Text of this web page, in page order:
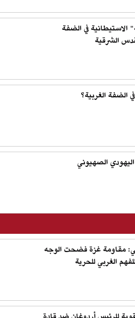
في الضفة
الشرقية
الضفة الغربية؟
الصهيوني